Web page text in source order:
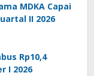
MDKA Capai
II 2026
Rp10,4
I 2026